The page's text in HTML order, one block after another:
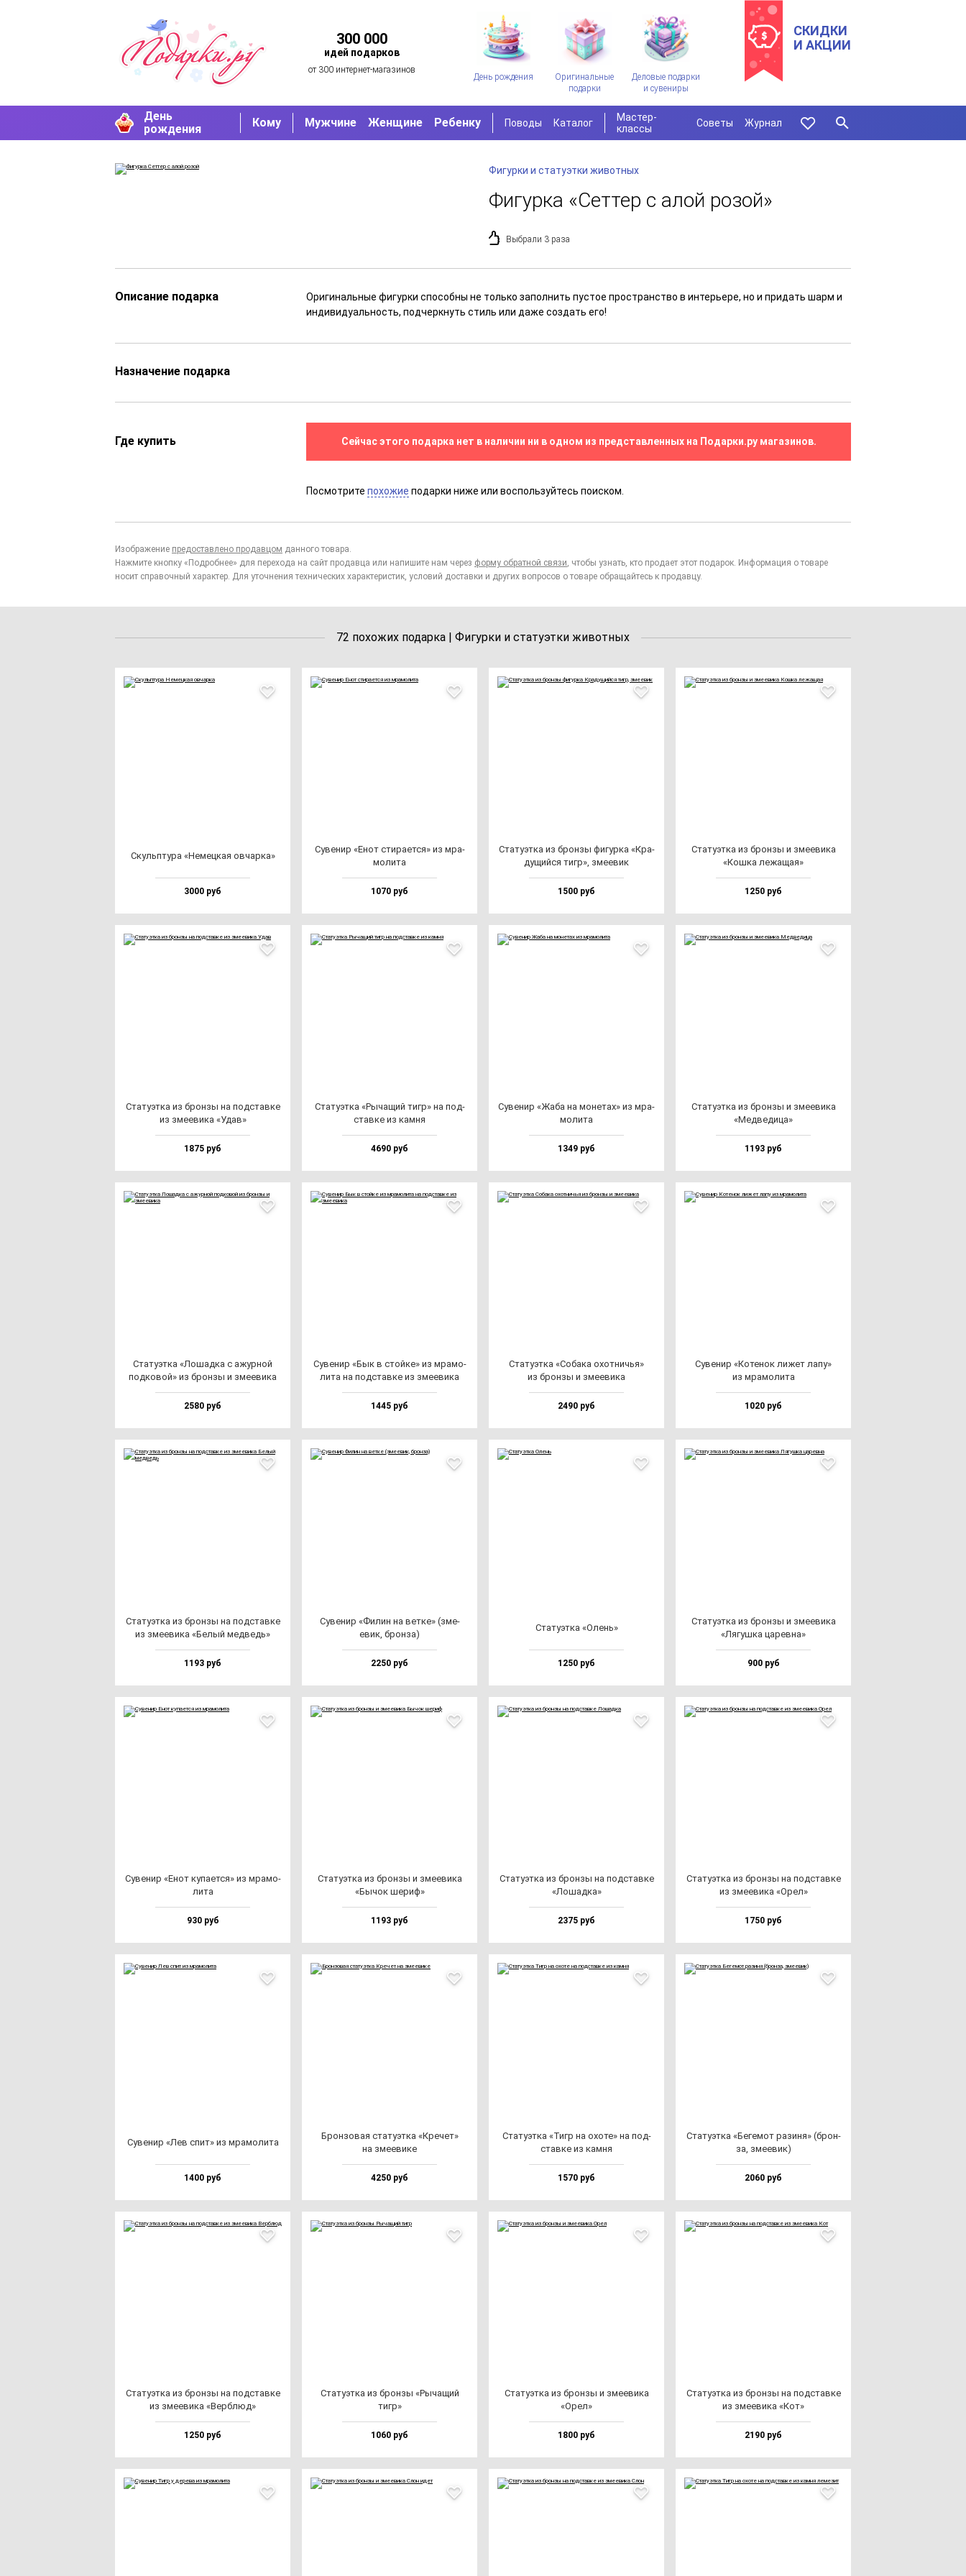
300 000
идей подарков
от 300 интернет-магазинов
День рождения
Оригинальные
подарки
Деловые подарки
и сувениры
СКИДКИ
И АКЦИИ
День
рождения
Кому Мужчине Женщине Ребенку Поводы Каталог
Мастер-
классы
Советы Журнал
Фигурки и статуэтки животных
Фигурка «Сеттер с алой розой»
Выбрали 3 раза
Описание подарка
Оригинальные фигурки способны не только заполнить пустое пространство в интерьере, но и придать шарм и
индивидуальность, подчеркнуть стиль или даже создать его!
Назначение подарка
Где купить Сейчас этого подарка нет в наличии ни в одном из представленных на Подарки.ру магазинов.
Посмотритепохожие подарки ниже или воспользуйтесь поиском.
Изображение предоставлено продавцом данного товара.
Нажмите кнопку «Подробнее» для перехода на сайт продавца или напишите нам через форму обратной связи, чтобы узнать, кто продает этот подарок. Информация о товаре
носит справочный характер. Для уточнения технических характеристик, условий доставки и других вопросов о товаре обращайтесь к продавцу.
72 похожих подарка | Фигурки и статуэтки животных
Скуль­пту­ра «Немец­кая ов­чар­ка»
3000 руб
Суве­нир «Енот сти­ра­ет­ся» из мра­
мо­ли­та
1070 руб
Ста­ту­эт­ка из брон­зы фи­гур­ка «Кра­
ду­щий­ся тигр», зме­евик
1500 руб
Ста­ту­эт­ка из брон­зы и зме­еви­ка
«Кош­ка ле­жа­щая»
1250 руб
Ста­ту­эт­ка из брон­зы на под­став­ке
из зме­еви­ка «Удав»
1875 руб
Ста­ту­эт­ка «Рыча­щий тигр» на под­
став­ке из кам­ня
4690 руб
Суве­нир «Жаба на мо­не­тах» из мра­
мо­ли­та
1349 руб
Ста­ту­эт­ка из брон­зы и зме­еви­ка
«Мед­ве­ди­ца»
1193 руб
Ста­ту­эт­ка «Лошад­ка с ажур­ной
под­ко­вой» из брон­зы и зме­еви­ка
2580 руб
Суве­нир «Бык в стой­ке» из мра­мо­
ли­та на под­став­ке из зме­еви­ка
1445 руб
Ста­ту­эт­ка «Соба­ка охот­ничья»
из брон­зы и зме­еви­ка
2490 руб
Суве­нир «Коте­нок ли­жет ла­пу»
из мра­мо­ли­та
1020 руб
Ста­ту­эт­ка из брон­зы на под­став­ке
из зме­еви­ка «Белый мед­ведь»
1193 руб
Суве­нир «Филин на вет­ке» (зме­
евик, брон­за)
2250 руб
Ста­ту­эт­ка «Олень»
1250 руб
Ста­ту­эт­ка из брон­зы и зме­еви­ка
«Лягуш­ка ца­рев­на»
900 руб
Суве­нир «Енот ку­па­ет­ся» из мра­мо­
ли­та
930 руб
Ста­ту­эт­ка из брон­зы и зме­еви­ка
«Бычок ше­риф»
1193 руб
Ста­ту­эт­ка из брон­зы на под­став­ке
«Лошад­ка»
2375 руб
Ста­ту­эт­ка из брон­зы на под­став­ке
из зме­еви­ка «Орел»
1750 руб
Суве­нир «Лев спит» из мра­мо­ли­та
1400 руб
Брон­зо­вая ста­ту­эт­ка «Кре­чет»
на зме­еви­ке
4250 руб
Ста­ту­эт­ка «Тигр на охо­те» на под­
став­ке из кам­ня
1570 руб
Ста­ту­эт­ка «Беге­мот ра­зи­ня» (брон­
за, зме­евик)
2060 руб
Ста­ту­эт­ка из брон­зы на под­став­ке
из зме­еви­ка «Вер­блюд»
1250 руб
Ста­ту­эт­ка из брон­зы «Рыча­щий
тигр»
1060 руб
Ста­ту­эт­ка из брон­зы и зме­еви­ка
«Орел»
1800 руб
Ста­ту­эт­ка из брон­зы на под­став­ке
из зме­еви­ка «Кот»
2190 руб